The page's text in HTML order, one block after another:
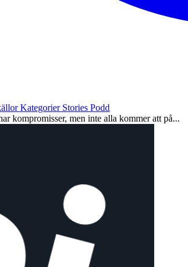
Kategorier Stories Podd
kompromisser, men inte alla kommer att på...